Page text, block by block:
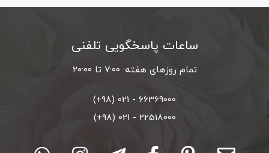
ساعات پاسخگویی تلفنی
تمام روزهای هفته: ۷:۰۰ تا ۲۰:۰۰
66369000 - 021 (98+)
22518000 - 021 (98+)